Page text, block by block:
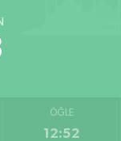
ÖĞLE
12:52